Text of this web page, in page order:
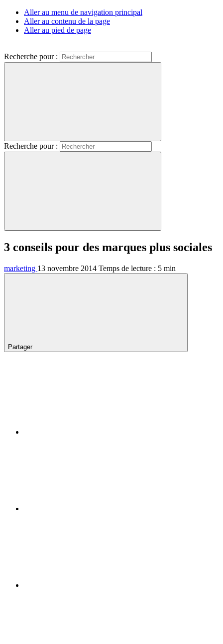
Aller au menu de navigation principal
Aller au contenu de la page
Aller au pied de page
Recherche pour :
Recherche pour :
3 conseils pour des marques plus sociales
marketing 13 novembre 2014 Temps de lecture : 5 min
Partager